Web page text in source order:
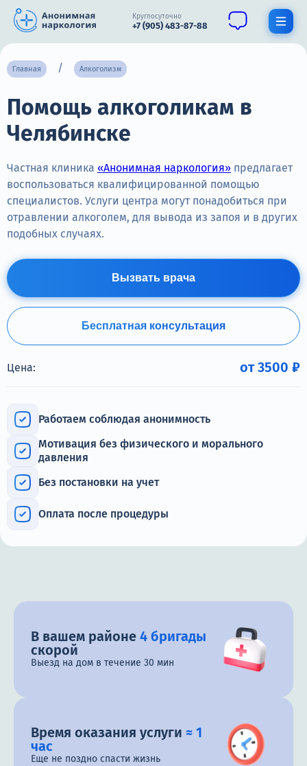
Круглосуточно
+7 (905) 483-87-88
О нас
Наркомания
Нарколог
Стационар
Контакты
Круглосуточно, анонимно
+7 (905) 483-87-88
Адрес call-центра
Челябинск, улица Горького, 24
Главная Алкоголизм
Помощь алкоголикам в
Челябинске
Частная клиника «Анонимная наркология» предлагает
воспользоваться квалифицированной помощью
специалистов. Услуги центра могут понадобиться при
отравлении алкоголем, для вывода из запоя и в других
подобных случаях.
Вызвать врача
Бесплатная консультация
Цена: от 3500 ₽
Работаем соблюдая анонимность
Мотивация без физического и морального
давления
Без постановки на учет
Оплата после процедуры
В вашем районе 4 бригады
скорой
Выезд на дом в течение 30 мин
Время оказания услуги ≈ 1
час
Еще не поздно спасти жизнь